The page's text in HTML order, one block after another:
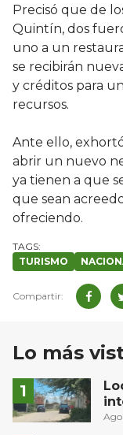
Precisó que de
Quintín, dos
uno a un
se recibirán
y créditos para
recursos.
Ante ello,
abrir un nuevo
ya tienen a que
que sean
ofreciendo.
TURISMO
Lo más